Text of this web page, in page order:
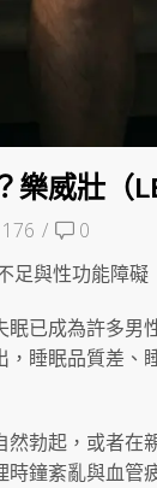
樂威壯（
176 /
0
足與性功能障礙
已成為許多
睡眠品質差
勃起，或者
鐘紊亂與血